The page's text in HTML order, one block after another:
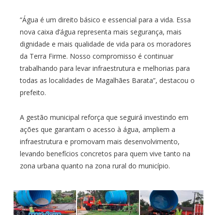
“Água é um direito básico e essencial para a vida. Essa
nova caixa d’água representa mais segurança, mais
dignidade e mais qualidade de vida para os moradores
da Terra Firme. Nosso compromisso é continuar
trabalhando para levar infraestrutura e melhorias para
todas as localidades de Magalhães Barata”, destacou o
prefeito.
A gestão municipal reforça que seguirá investindo em
ações que garantam o acesso à água, ampliem a
infraestrutura e promovam mais desenvolvimento,
levando benefícios concretos para quem vive tanto na
zona urbana quanto na zona rural do município.